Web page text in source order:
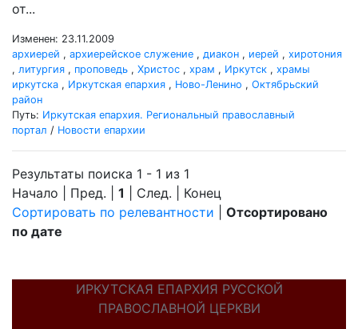
от...
Изменен: 23.11.2009
архиерей , архиерейское служение , диакон , иерей , хиротония
, литургия , проповедь , Христос , храм , Иркутск , храмы
иркутска , Иркутская епархия , Ново-Ленино , Октябрьский
район
Путь: Иркутская епархия. Региональный православный
портал / Новости епархии
Результаты поиска 1 - 1 из 1
Начало | Пред. | 1 | След. | Конец
Сортировать по релевантности
Отсортировано
по дате
ИРКУТСКАЯ ЕПАРХИЯ РУССКОЙ
ПРАВОСЛАВНОЙ ЦЕРКВИ